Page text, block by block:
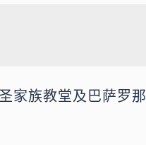
家族教堂及巴萨罗那